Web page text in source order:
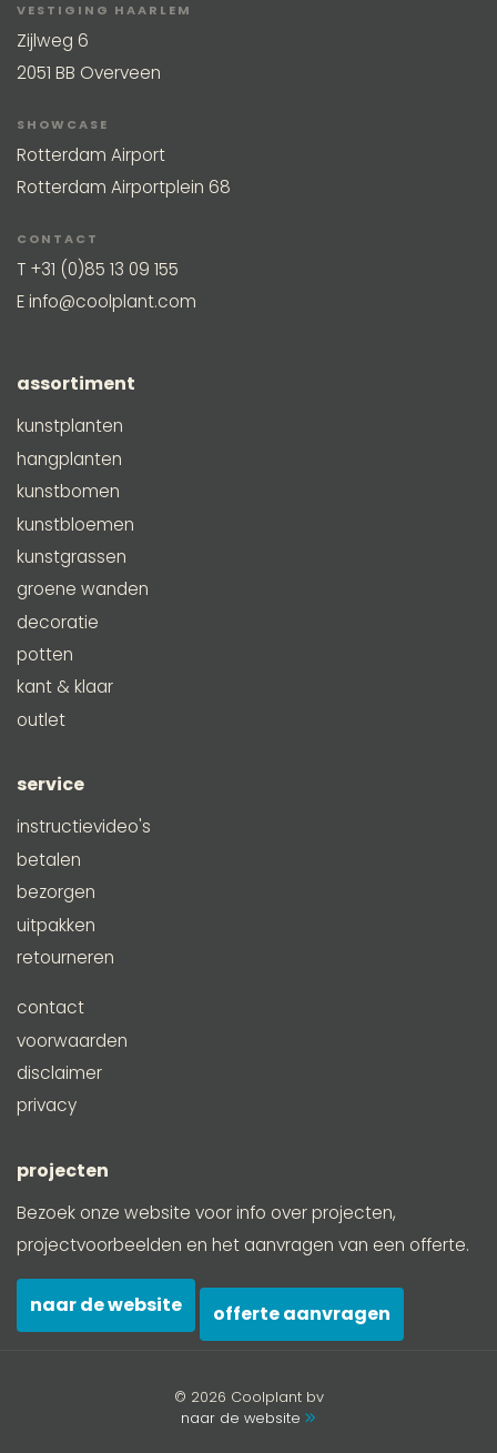
VESTIGING HAARLEM
Zijlweg 6
2051 BB Overveen
SHOWCASE
Rotterdam Airport
Rotterdam Airportplein 68
CONTACT
T +31 (0)85 13 09 155
Einfo@coolplant.com
assortiment
kunstplanten
hangplanten
kunstbomen
kunstbloemen
kunstgrassen
groene wanden
decoratie
potten
kant & klaar
outlet
service
instructievideo's
betalen
bezorgen
uitpakken
retourneren
contact
voorwaarden
disclaimer
privacy
projecten
Bezoek onze website voor info over projecten,
projectvoorbeelden en het aanvragen van een offerte.
naar de website offerte aanvragen
© 2026 Coolplant bv
naar de website